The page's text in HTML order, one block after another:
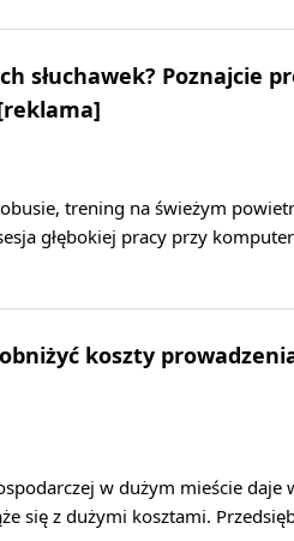
słuchawek? Poznajcie
trening na świeżym
głębokiej pracy przy
koszty
w dużym mieście daje
się z dużymi kosztami.